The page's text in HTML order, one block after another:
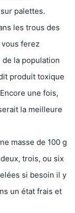
palettes.
les trous des
ferez
la population
produit toxique
une fois,
la meilleure
masse de 100 g
trois, ou six
si besoin il y
un état frais et